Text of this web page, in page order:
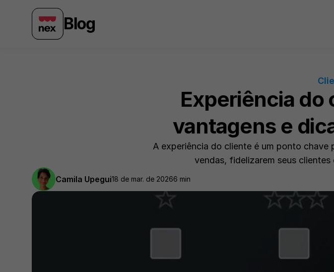
Experiência do
vantagens e
A experiência do cliente é um ponto chave
vendas, fidelizarem seus
Camila Upegui18 de mar. de 20266 min
Blog